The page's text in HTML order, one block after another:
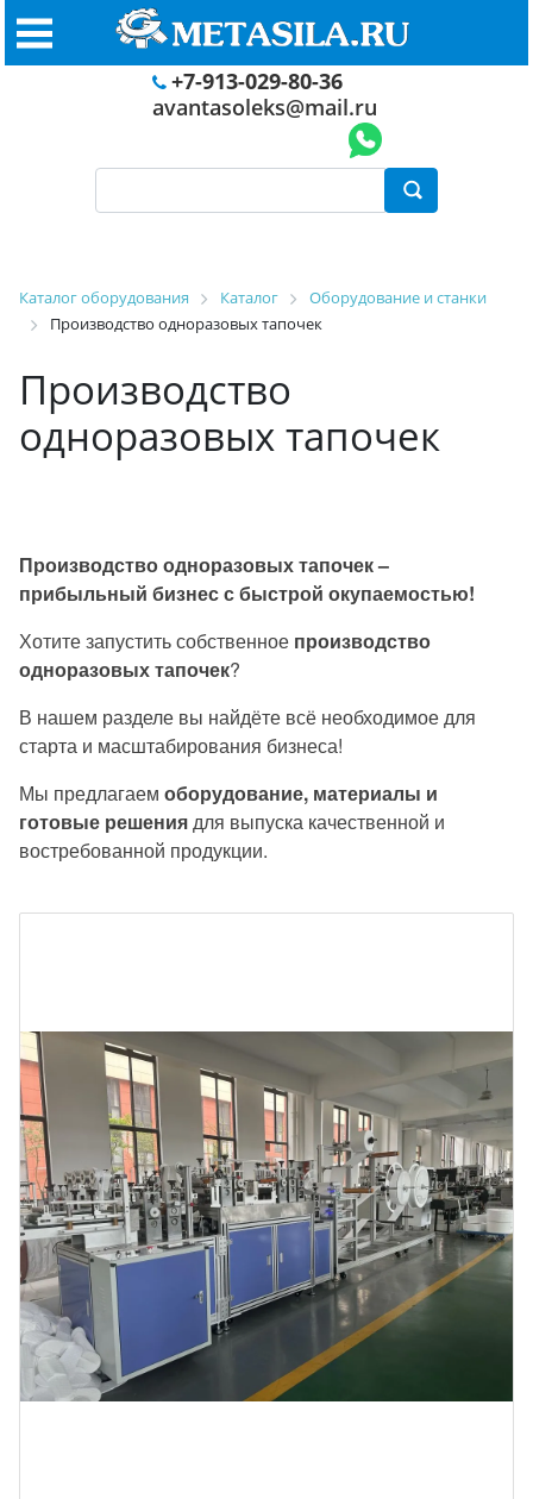
+7-913-029-80-36
avantasoleks@mail.ru
Каталог оборудования Каталог
Оборудование и станки
Производство одноразовых тапочек
Производство
одноразовых тапочек
Производство одноразовых тапочек –
прибыльный бизнес с быстрой окупаемостью!
Хотите запустить собственное производство
одноразовых тапочек?
В нашем разделе вы найдёте всё необходимое для
старта и масштабирования бизнеса!
Мы предлагаем оборудование, материалы и
готовые решениядля выпуска качественной и
востребованной продукции.